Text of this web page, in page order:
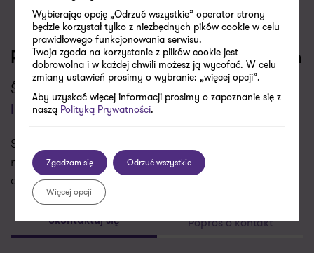
Porozmawiajmy o Twoich wyzwaniach
Świadczymy usługi w zakresie
Polska Strefa
Inwestycji
Skontaktujemy się z Tobą w najbliższym dniu
roboczym aby porozmawiać o Twoich potrzebach i
dopasować do nich naszą ofertę.
Skontaktuj się Poproś o kontakt
Wybierając opcję „Odrzuć wszystkie” operator strony
będzie korzystał tylko z niezbędnych pików cookie w celu
prawidłowego funkcjonowania serwisu.
Twoja zgoda na korzystanie z plików cookie jest
dobrowolna i w każdej chwili możesz ją wycofać. W celu
zmiany ustawień prosimy o wybranie: „więcej opcji”.
Aby uzyskać więcej informacji prosimy o zapoznanie się z
naszą Polityką Prywatności.
Zgadzam się Odrzuć wszystkie
Więcej opcji